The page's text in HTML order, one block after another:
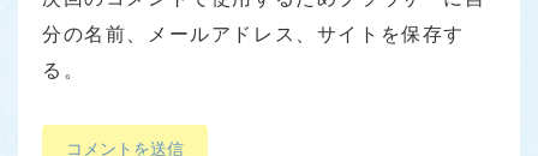
分の名前、メールアドレス、サイトを保存す
る。